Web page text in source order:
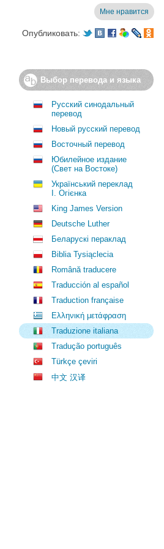
Мне нравится
Опубликовать:
Выбор перевода и языка
Русский синодальный
перевод
Новый русский перевод
Восточный перевод
Юбилейное издание
(Свет на Востоке)
Український переклад
І. Огієнка
King James Version
Deutsche Luther
Беларускі пераклад
Biblia Tysiąclecia
Română traducere
Traducción al español
Traduction française
Ελληνική μετάφραση
Traduzione italiana
Tradução português
Türkçe çeviri
中文 汉译